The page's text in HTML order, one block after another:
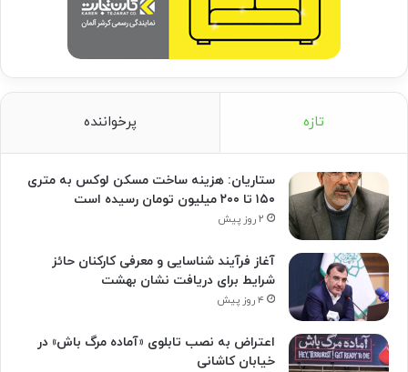
تازه پرخواننده
ستاریان: هزینه ساخت مسکن لوکس به متری
۱۵۰ تا ۲۰۰ میلیون تومان رسیده است
۲ روز پیش
آغاز فرآیند شناسایی و معرفی کارکنان حائز
شرایط برای دریافت نشان بهشت
۴ روز پیش
اعتراض به نصب تابلوی «آماده مرگ باش» در
خیابان کاشانی